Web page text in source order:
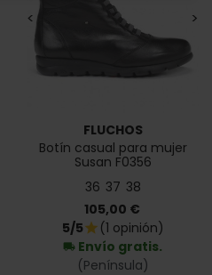
< >
FLUCHOS
Botín casual para mujer
Susan F0356
36 37 38
Precio
105,00 €
5/5star (1 opinión)
local_shipping Envío gratis.
(Península)